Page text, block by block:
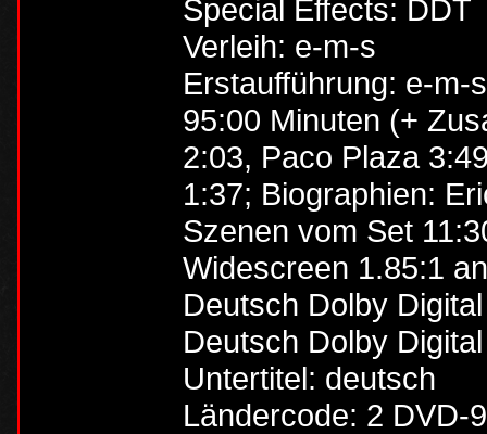
Special Effects: DDT
Verleih: e-m-s
Erstaufführung: e-m-
95:00 Minuten (+
2:03, Paco Plaza
1:37; Biographien:
Szenen vom Set
Widescreen 1.85:1
Deutsch Dolby
Deutsch Dolby
Untertitel: deutsch
Ländercode: 2 DVD-